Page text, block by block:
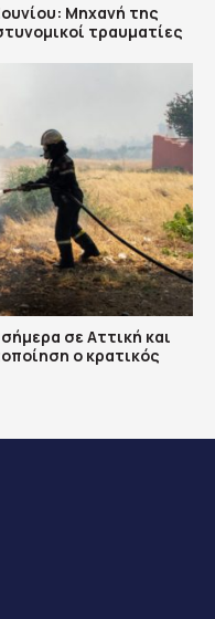
Μηχανή της
τραυματίες
σε Αττική και
ο κρατικός